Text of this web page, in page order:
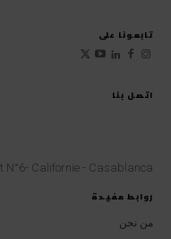
روابط مفيدة
من نحن
اتصل بنا
N°6- Californie - Casablanca
تابعونا على